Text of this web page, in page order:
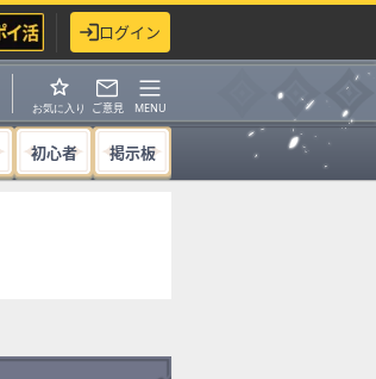
ログイン
お気に入り ご意見 MENU
初心者 掲示板